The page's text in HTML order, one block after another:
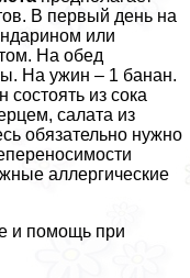
В первый день на
или
На обед
На ужин – 1 банан.
из сока
салата из
обязательно нужно
аллергические
и помощь при